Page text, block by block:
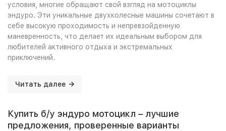
условия, многие обращают свой взгляд на мотоциклы
эндуро. Эти уникальные двухколесные машины сочетают в
себе высокую проходимость и непревзойденную
маневренность, что делает их идеальным выбором для
любителей активного отдыха и экстремальных
приключений.
Читать далее
Купить б/у эндуро мотоцикл – лучшие
предложения, проверенные варианты